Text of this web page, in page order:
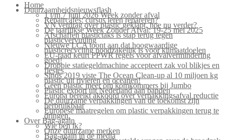
Home
Duurzaamheidsnieuwsflash
1 t/m 7 juni 2026 Week zonder afval
Repaircafés: cursus leren repareren?
VN verdrag over plastic geklapt, hoe nu verder?
De jaarlijkse Week Zonder Afval: 19-25 mei 2025
Afschaffen plastictaks is stap terug tegen
plasticvervuiling
Nieuwe LCA toont aan dat hoogwaardige
plasticrecycling noodzakelijk is voor klimaatdoelen
EU-raad keurt PPWR regels voor afvalvermindering
goed!
Droppie statiegeldmachine accepteert zak vol blikjes en
flesjes
Sinds 2019 viste The Ocean Clean-up al 10 miljoen kg
plastic uit rivieren en oceanen!
Geen plastic meer om komkommers bij Jumbo
Plastic export uit Nederland aan banden
Europa bereikt akkoord over verpakkingsafval reductie
De duurzame verpakkingen van de toekomst zijn
herbruikbaar
Europese maatregelen om plastic verpakkingen terug te
dringen.
Over Bag-again
Wie ben ik?
Onze duurzame merken
Bag-again in de media